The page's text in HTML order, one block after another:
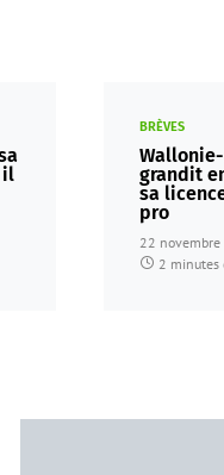
il
BRÈVES
grandit
sa
pro
22
2 minutes